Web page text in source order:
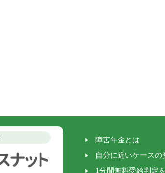
障害年金とは
自分に近いケースの
1分間無料受給判定